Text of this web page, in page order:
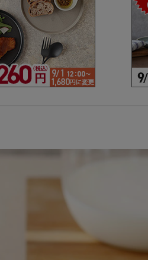
- 楕円
- 変形